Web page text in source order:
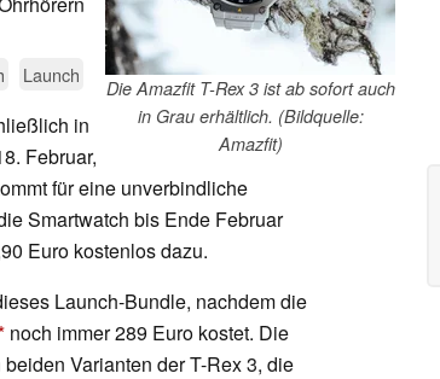
Die Amazfit T-Rex 3 ist ab sofort auch
in Grau erhältlich. (Bildquelle:
Amazfit)
Launch
in
Februar,
für eine unverbindliche
Smartwatch bis Ende Februar
Euro kostenlos dazu.
Launch-Bundle, nachdem die
noch immer 289 Euro kostet. Die
Varianten der T-Rex 3, die